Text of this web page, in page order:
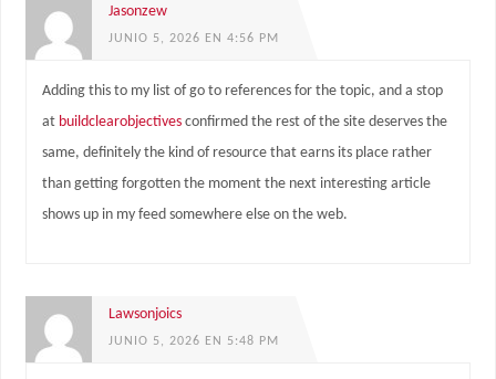
Jasonzew
JUNIO 5, 2026 EN 4:56 PM
Adding this to my list of go to references for the topic, and a stop
at buildclearobjectivesconfirmed the rest of the site deserves the
same, definitely the kind of resource that earns its place rather
than getting forgotten the moment the next interesting article
shows up in my feed somewhere else on the web.
Lawsonjoics
JUNIO 5, 2026 EN 5:48 PM